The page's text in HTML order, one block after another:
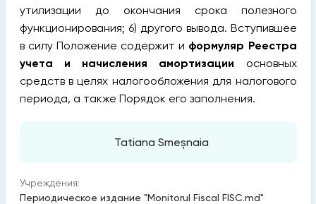
утилизации до окончания срока полезного
функционирования; 6) другого вывода. Вступившее
в силу Положение содержит и формуляр Реестра
учета и начисления амортизации основных
средств в целях налогообложения для налогового
периода, а также Порядок его заполнения.
Tatiana Smeșnaia
Учреждения:
Периодическое издание "Monitorul Fiscal FISC.md"